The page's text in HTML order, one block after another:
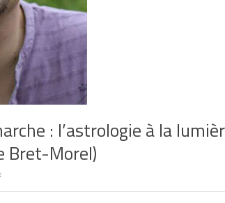
: l’astrologie à la
Bret-Morel)